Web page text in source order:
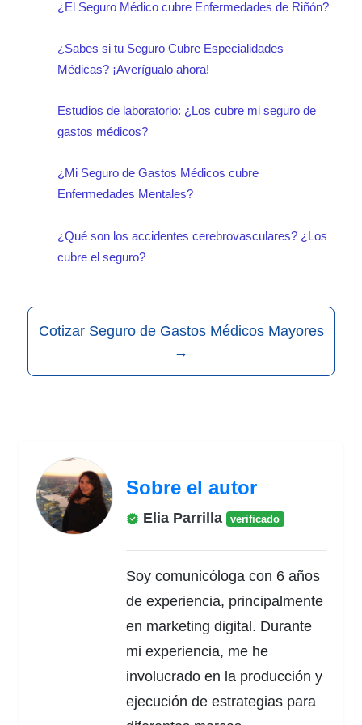
la póliza.
Utilizar un comparador de seguros te
ofrezca la protección adecuada de
presupuesto.
¿El Seguro Médico cubre Enfermedades de Riñón?
¿Sabes si tu Seguro Cubre Especialidades
Médicas? ¡Averígualo ahora!
Estudios de laboratorio: ¿Los cubre mi seguro de
gastos médicos?
¿Mi Seguro de Gastos Médicos cubre
Enfermedades Mentales?
¿Qué son los accidentes cerebrovasculares? ¿Los
cubre el seguro?
Cotizar Seguro de Gastos Médicos Mayores
→
Sobre el autor
Elia Parrilla verificado
Soy comunicóloga con 6 años
de experiencia, principalmente
en marketing digital. Durante
mi experiencia, me he
involucrado en la producción y
ejecución de estrategias para